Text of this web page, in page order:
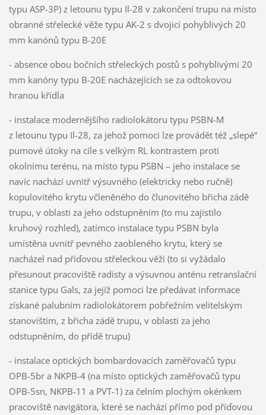
typu ASP-3P) z letounu typu Il-28 v zakončení trupu na místo
obranné střelecké věže typu AK-2 s dvojicí pohyblivých 20
mm kanónů typu B-20E
- absence obou bočních střeleckých postů s pohyblivými 20
mm kanóny typu B-20E nacházejících se za odtokovou
hranou křídla
- instalace modernějšího radiolokátoru typu PSBN-M
z letounu typu Il-28, za jehož pomoci lze provádět též „slepé“
pumové útoky na cíle s velkým RL kontrastem proti
okolnímu terénu, na místo typu PSBN – jeho instalace se
navíc nachází uvnitř výsuvného (elektricky nebo ručně)
kopulovitého krytu včleněného do člunovitého břicha zádě
trupu, v oblasti za jeho odstupněním (to mu zajistilo
kruhový rozhled), zatímco instalace typu PSBN byla
umístěna uvnitř pevného zaobleného krytu, který se
nacházel nad příďovou střeleckou věží (to si vyžádalo
přesunout pracoviště radisty a výsuvnou anténu retranslační
stanice typu Gals, za jejíž pomoci lze předávat informace
získané palubním radiolokátorem pobřežním velitelským
stanovištím, z břicha zádě trupu, v oblasti za jeho
odstupněním, do přídě trupu)
- instalace optických bombardovacích zaměřovačů typu
OPB-5br a NKPB-4 (na místo optických zaměřovačů typu
OPB-5sn, NKPB-11 a PVT-1) za čelním plochým okénkem
pracoviště navigátora, které se nachází přímo pod příďovou